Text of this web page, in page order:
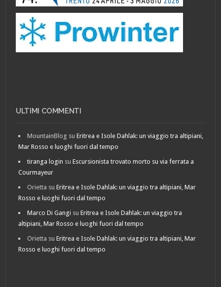
ULTIMI COMMENTI
MountainBlog suEritrea e Isole Dahlak: un viaggio tra altipiani,
Mar Rosso e luoghi fuori dal tempo
tiranga login suEscursionista trovato morto su via ferrata a
Courmayeur
Orietta suEritrea e Isole Dahlak: un viaggio tra altipiani, Mar
Rosso e luoghi fuori dal tempo
Marco Di Gangi suEritrea e Isole Dahlak: un viaggio tra
altipiani, Mar Rosso e luoghi fuori dal tempo
Orietta suEritrea e Isole Dahlak: un viaggio tra altipiani, Mar
Rosso e luoghi fuori dal tempo